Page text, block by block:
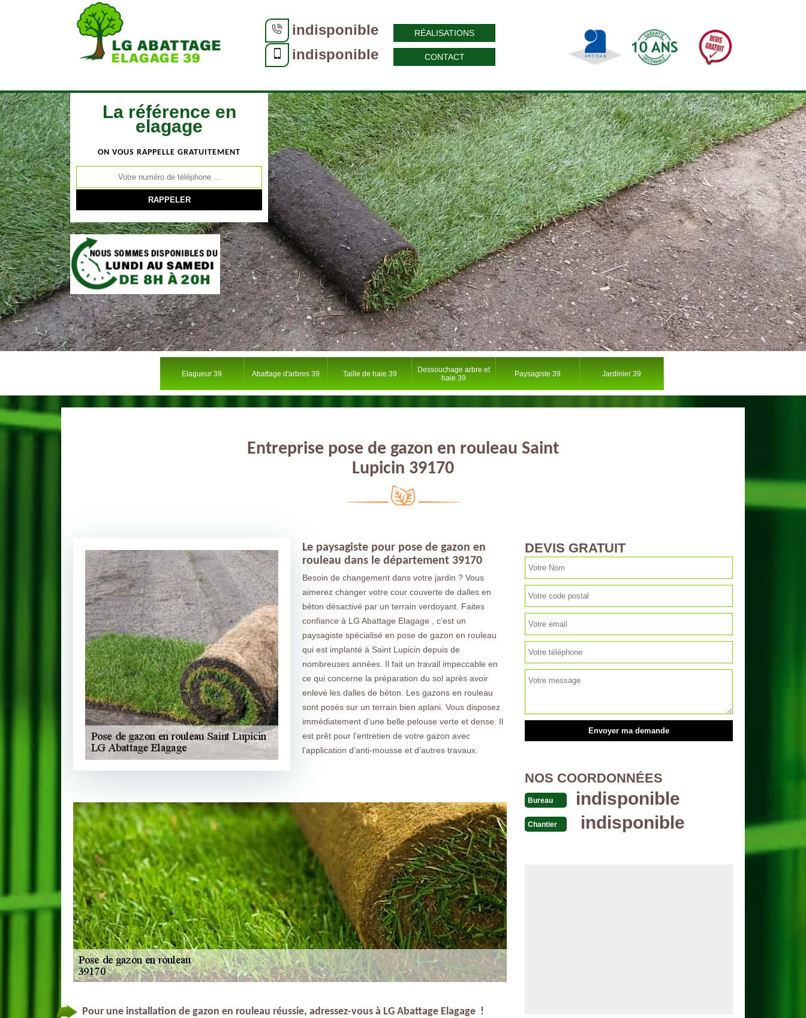
indisponible
indisponible
RÉALISATIONS
CONTACT
La référence en
elagage
ON VOUS RAPPELLE GRATUITEMENT
Elagueur 39 Abattage d'arbres 39 Taille de haie 39
Dessouchage arbre et
haie 39
Paysagiste 39 Jardinier 39
Entreprise pose de gazon en rouleau Saint
Lupicin 39170
Le paysagiste pour pose de gazon en
rouleau dans le département 39170
Besoin de changement dans votre jardin ? Vous
aimerez changer votre cour couverte de dalles en
béton désactivé par un terrain verdoyant. Faites
confiance à LG Abattage Elagage , c’est un
paysagiste spécialisé en pose de gazon en rouleau
qui est implanté à Saint Lupicin depuis de
nombreuses années. Il fait un travail impeccable en
ce qui concerne la préparation du sol après avoir
enlevé les dalles de béton. Les gazons en rouleau
sont posés sur un terrain bien aplani. Vous disposez
immédiatement d’une belle pelouse verte et dense. Il
est prêt pour l’entretien de votre gazon avec
l’application d’anti-mousse et d’autres travaux.
Pour une installation de gazon en rouleau réussie, adressez-vous à LG Abattage Elagage !
DEVIS GRATUIT
NOS COORDONNÉES
Bureau indisponible
Chantier indisponible